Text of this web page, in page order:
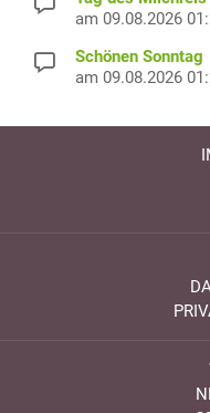
am 09.08.2026
Schönen Sonntag
am 09.08.2026